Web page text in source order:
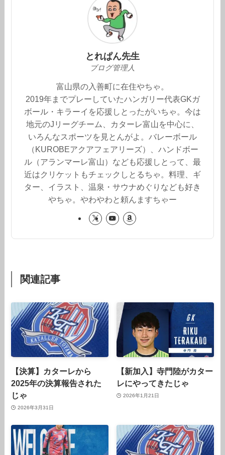
とれぱん先生
ブログ管理人
富山県の入善町に在住やちゃ。
2019年までプレーしていたハンガリー代表GKガ
ボール・キラーイを応援しとったがいちゃ。今は
地元のJリーグチーム、カターレ富山を中心に、
いろんなスポーツを見とんがよ。バレーボール
（KUROBEアクアフェアリーズ）、ハンドボー
ル（アランマーレ富山）なども応援しとって、最
近はクリケットもチェックしとるちゃ。料理、ギ
ター、イラスト、温泉・サウナめぐりなども好き
やちゃ。やわやわと頼んますちゃー
関連記事
【決算】カターレから
2025年の決算報告された
じゃ
2026年3月31日
【新加入】寺門陸がカター
レにやってきたじゃ
2026年1月21日